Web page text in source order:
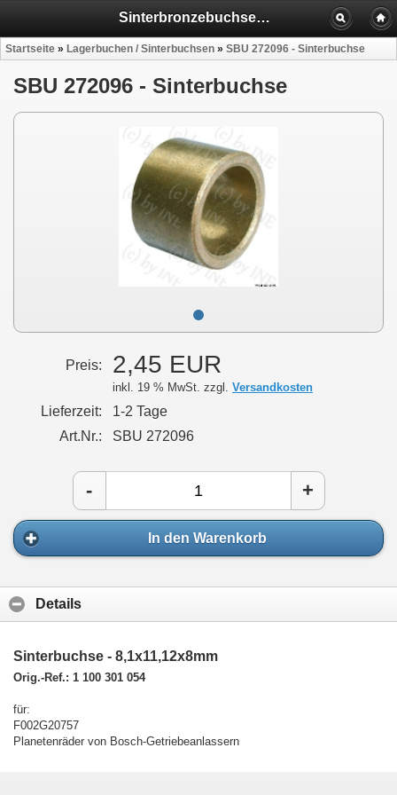
Sinterbronzebuchsen , Lagerbuchsen für Anlasser
Startseite » Lagerbuchen / Sinterbuchsen » SBU 272096 - Sinterbuchse
SBU 272096 - Sinterbuchse
Preis: 2,45 EUR
inkl. 19 % MwSt. zzgl. Versandkosten
Lieferzeit:
1-2 Tage
Art.Nr.:
SBU 272096
- +
In den Warenkorb
Details
Sinterbuchse - 8,1x11,12x8mm
Orig.-Ref.: 1 100 301 054
für:
F002G20757
Planetenräder von Bosch-Getriebeanlassern